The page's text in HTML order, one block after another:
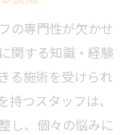
の専門性が欠かせ
関する知識・経験
る施術を受けられ
つスタッフは、
し、個々の悩みに